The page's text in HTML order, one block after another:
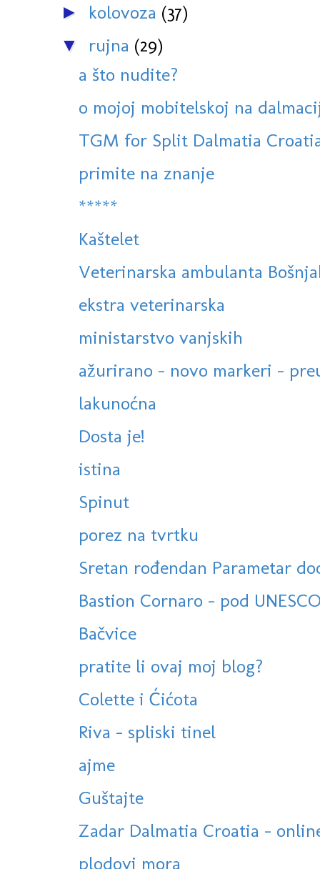
► kolovoza (37)
▼ rujna (29)
a što nudite?
o mojoj mobitelskoj na
TGM for Split Dalmatia
primite na znanje
*****
Kaštelet
Veterinarska ambulanta
ekstra veterinarska
ministarstvo vanjskih
ažurirano - novo markeri -
lakunoćna
Dosta je!
istina
Spinut
porez na tvrtku
Sretan rođendan Parametar
Bastion Cornaro - pod
Bačvice
pratite li ovaj moj blog?
Colette i Ćićota
Riva - spliski tinel
ajme
Guštajte
Zadar Dalmatia Croatia -
plodovi mora